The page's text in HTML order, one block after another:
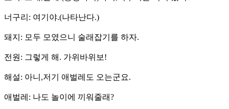
너구리: 여기야.(나타난다.)
돼지: 모두 모였으니 술래잡기를 하자.
전원: 그렇게 해. 가위바위보!
해설: 아니,저기 애벌레도 오는군요.
애벌레: 나도 놀이에 끼워줄래?